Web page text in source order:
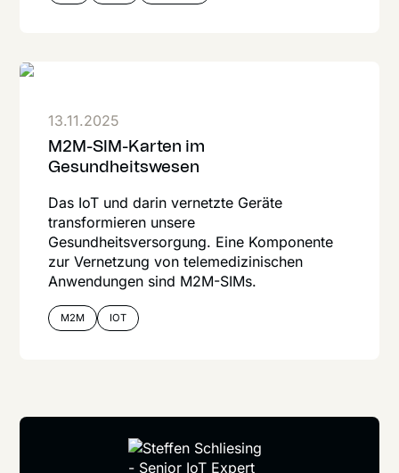
13.11.2025
M2M-SIM-Karten im
Gesundheitswesen
Das IoT und darin vernetzte Geräte
transformieren unsere
Gesundheitsversorgung. Eine Komponente
zur Vernetzung von telemedizinischen
Anwendungen sind M2M-SIMs.
M2M IOT